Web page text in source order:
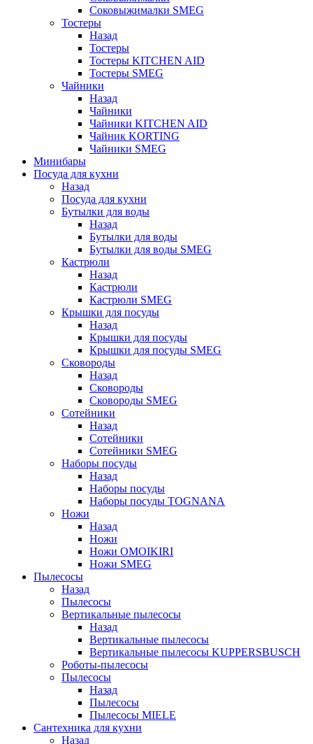
Соковыжималки SMEG
Тостеры
Назад
Тостеры
Тостеры KITCHEN AID
Тостеры SMEG
Чайники
Назад
Чайники
Чайники KITCHEN AID
Чайник KORTING
Чайники SMEG
Минибары
Посуда для кухни
Назад
Посуда для кухни
Бутылки для воды
Назад
Бутылки для воды
Бутылки для воды SMEG
Кастрюли
Назад
Кастрюли
Кастрюли SMEG
Крышки для посуды
Назад
Крышки для посуды
Крышки для посуды SMEG
Сковороды
Назад
Сковороды
Сковороды SMEG
Сотейники
Назад
Сотейники
Сотейники SMEG
Наборы посуды
Назад
Наборы посуды
Наборы посуды TOGNANA
Ножи
Назад
Ножи
Ножи OMOIKIRI
Ножи SMEG
Пылесосы
Назад
Пылесосы
Вертикальные пылесосы
Назад
Вертикальные пылесосы
Вертикальные пылесосы KUPPERSBUSCH
Роботы-пылесосы
Пылесосы
Назад
Пылесосы
Пылесосы MIELE
Сантехника для кухни
Назад